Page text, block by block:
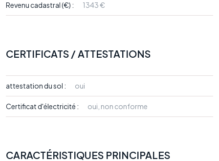
Revenu cadastral (€) : 1343 €
CERTIFICATS / ATTESTATIONS
attestation du sol : oui
Certificat d'électricité : oui, non conforme
CARACTÉRISTIQUES PRINCIPALES